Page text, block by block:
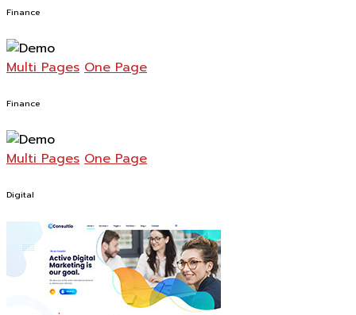
Finance
Multi Pages One Page
Finance
Multi Pages One Page
Digital